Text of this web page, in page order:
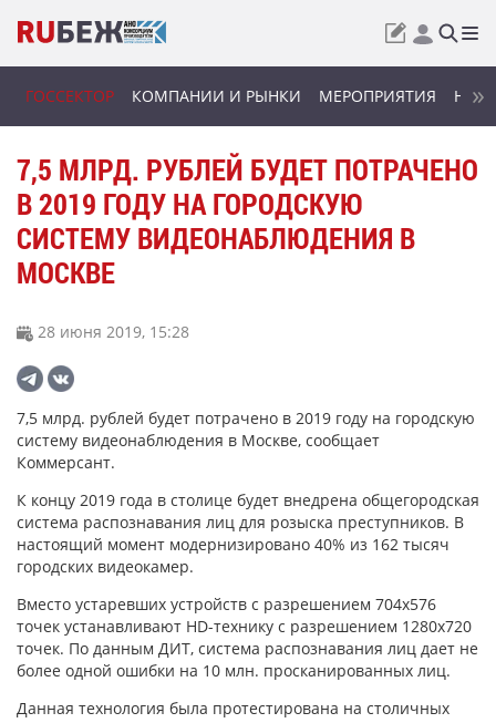
ГОССЕКТОР КОМПАНИИ И РЫНКИ МЕРОПРИЯТИЯ
7,5 МЛРД. РУБЛЕЙ БУДЕТ ПОТРАЧЕНО
В 2019 ГОДУ НА ГОРОДСКУЮ
СИСТЕМУ ВИДЕОНАБЛЮДЕНИЯ В
МОСКВЕ
28 июня 2019, 15:28
7,5 млрд. рублей будет потрачено в 2019 году на городскую
систему видеонаблюдения в Москве, сообщает
Коммерсант.
К концу 2019 года в столице будет внедрена общегородская
система распознавания лиц для розыска преступников. В
настоящий момент модернизировано 40% из 162 тысяч
городских видеокамер.
Вместо устаревших устройств с разрешением 704x576
точек устанавливают HD-технику с разрешением 1280x720
точек. По данным ДИТ, система распознавания лиц дает не
более одной ошибки на 10 млн. просканированных лиц.
Данная технология была протестирована на столичных